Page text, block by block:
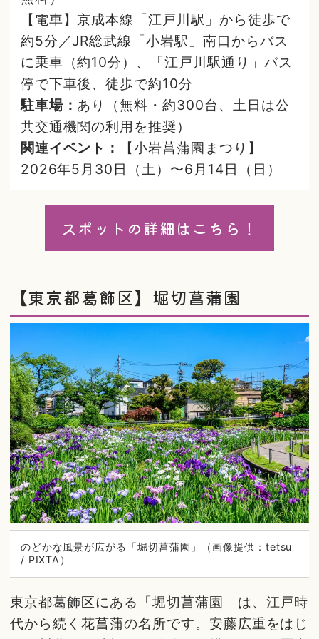
【電車】京成本線「江戸川駅」から徒歩で
約5分／JR総武線「小岩駅」南口からバス
に乗車（約10分）、「江戸川駅通り」バス
停で下車後、徒歩で約10分
駐車場： あり（無料・約300台、土日は公
共交通機関の利用を推奨）
関連イベント：
【小岩菖蒲園まつり】
2026年5月30日（土）〜6月14日（日）
スポットの詳細はこちら！
【東京都葛飾区】堀切菖蒲園
のどかな風景が広がる「堀切菖蒲園」（画像提供：tetsu
/ PIXTA）
東京都葛飾区にある「堀切菖蒲園」は、江戸時
代から続く花菖蒲の名所です。安藤広重をはじ